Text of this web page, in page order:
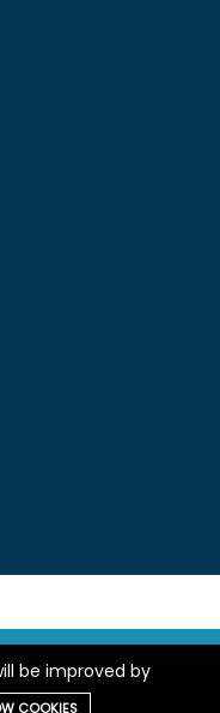
All right
be improved by
COOKIES